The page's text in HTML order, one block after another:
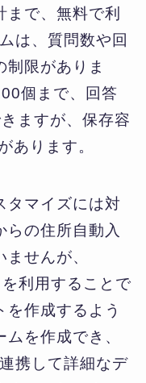
まで、無料で利
は、質問数や回
制限がありま
個まで、回答
ますが、保存容
あります。
タマイズには対
らの住所自動入
せんが、
利用することで
作成するよう
を作成でき、
携して詳細なデ